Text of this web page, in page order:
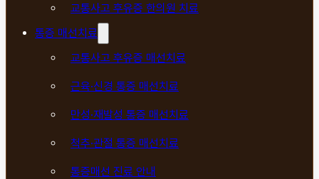
교통사고 후유증 한의원 치료
통증 매선치료
교통사고 후유증 매선치료
근육·신경 통증 매선치료
만성·재발성 통증 매선치료
척추·관절 통증 매선치료
통증매선 진료 안내